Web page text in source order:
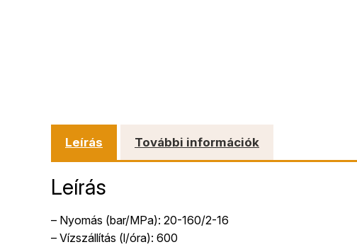
Leírás További információk
Leírás
– Nyomás (bar/MPa): 20-160/2-16
– Vízszállítás (l/óra): 600